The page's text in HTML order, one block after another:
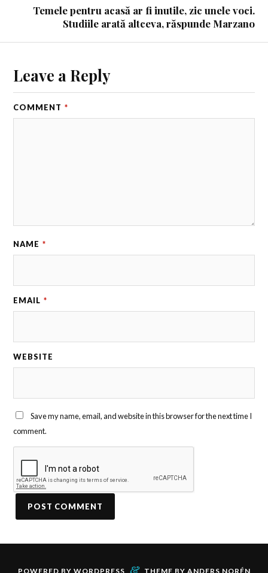
Temele pentru acasă ar fi inutile, zic unele voci.
Studiile arată altceva, răspunde Marzano
Leave a Reply
COMMENT *
NAME *
EMAIL *
WEBSITE
Save my name, email, and website in this browser for the next time I
comment.
POWERED BY WORDPRESS THEME BY ANDERS NORÉN